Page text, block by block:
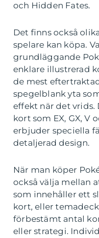
och Hidden Fates.
Det finns också
spelare kan köpa.
grundläggande
enklare illustrerad
de mest
spegelblank yta
effekt när det vrids.
kort som EX, GX, V
erbjuder speciella
detaljerad design.
När man köper
också välja mellan
som innehåller ett
kort, eller
förbestämt antal
eller strategi.